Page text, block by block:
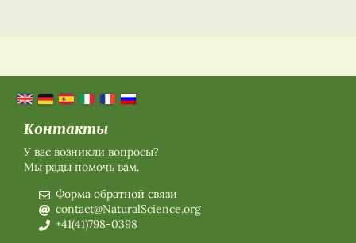
Контакты
У вас возникли вопросы?
Мы рады помочь вам.
Форма обратной связи
contact@NaturalScience.org
+41(41)798-0398